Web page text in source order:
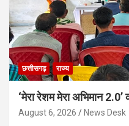
छत्तीसगढ़ राज्य
‘मेरा रेशम मेरा अभिमान
August 6, 2026 News Desk